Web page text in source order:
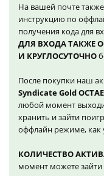
На вашей почте
инструкцию по
получения кода для
ДЛЯ ВХОДА ТАКЖЕ
И КРУГЛОСУТОЧНО
После покупки наш
Syndicate Gold
любой момент
хранить и зайти
оффлайн режиме, как
КОЛИЧЕСТВО
момент можете